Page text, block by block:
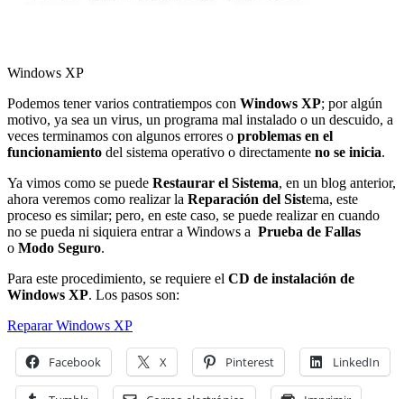
Windows XP
Podemos tener varios contratiempos con Windows XP; por algún
motivo, ya sea un virus, un programa mal instalado o un descuido, a
veces terminamos con algunos errores o problemas en el
funcionamiento del sistema operativo o directamente no se inicia.
Ya vimos como se puede Restaurar el Sistema, en un blog anterior,
ahora veremos como realizar la Reparación del Sistema, este
proceso es similar; pero, en este caso, se puede realizar en cuando
no se pueda ni siquiera entrar a Windows a Prueba de Fallas
o Modo Seguro.
Para este procedimiento, se requiere el CD de instalación de
Windows XP. Los pasos son:
Reparar Windows XP
Facebook X Pinterest LinkedIn